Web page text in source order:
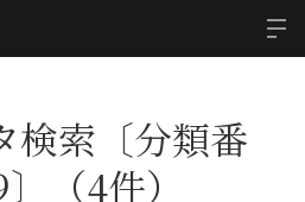
検索〔分類番
（4件）